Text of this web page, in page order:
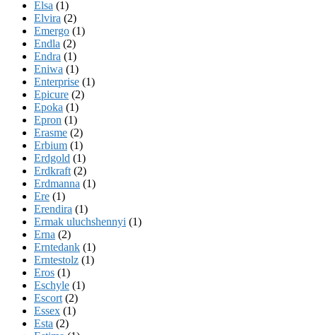
Elsa (1)
Elvira (2)
Emergo (1)
Endla (2)
Endra (1)
Eniwa (1)
Enterprise (1)
Epicure (2)
Epoka (1)
Epron (1)
Erasme (2)
Erbium (1)
Erdgold (1)
Erdkraft (2)
Erdmanna (1)
Ere (1)
Erendira (1)
Ermak uluchshennyi (1)
Erna (2)
Erntedank (1)
Erntestolz (1)
Eros (1)
Eschyle (1)
Escort (2)
Essex (1)
Esta (2)